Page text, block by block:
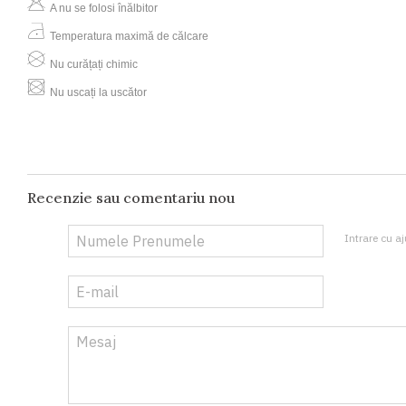
A nu se folosi înălbitor
Temperatura maximă de călcare
Nu curățați chimic
Nu uscați la uscător
Recenzie sau comentariu nou
Intrare cu